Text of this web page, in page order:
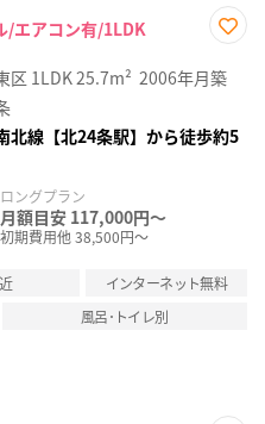
/エアコン有/1LDK
に入
り登
区 1LDK25.7m² 2006年月築
北線【北24条駅】から徒歩約5
ロングプラン
月額目安 117,000円～
初期費用他 38,500円～
インターネット無料
風呂･トイレ別